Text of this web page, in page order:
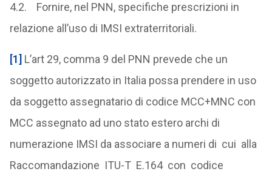
4.2. Fornire, nel PNN, specifiche prescrizioni in
relazione all’uso di IMSI extraterritoriali.
[1] L’art 29, comma 9 del PNN prevede che un
soggetto autorizzato in Italia possa prendere in uso
da soggetto assegnatario di codice MCC+MNC con
MCC assegnato ad uno stato estero archi di
numerazione IMSI da associare a numeri di cui alla
Raccomandazione ITU-T E.164 con codice